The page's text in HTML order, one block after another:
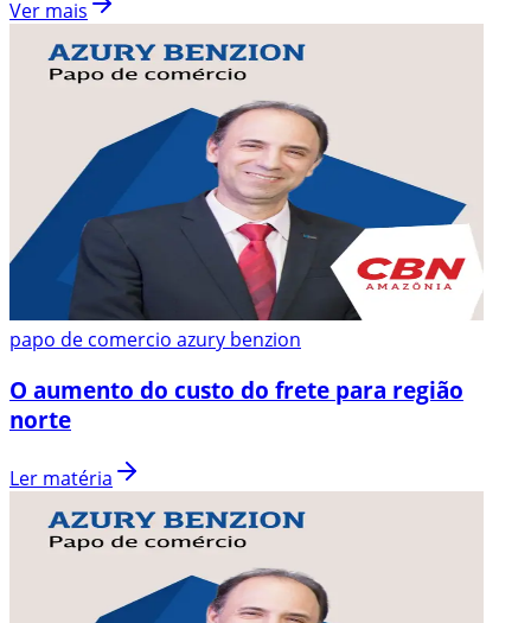
Ver mais
papo de comercio azury benzion
O aumento do custo do frete para região
norte
Ler matéria